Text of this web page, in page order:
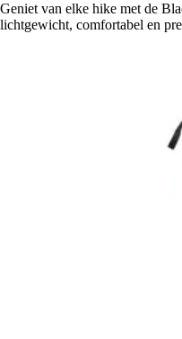
Geniet van elke hike met de
lichtgewicht, comfortabel en